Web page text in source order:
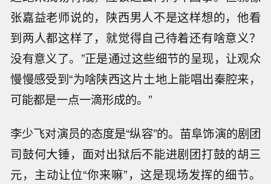
张嘉益老师说的，陕西男人不是这样想的，他看
到两人都这样了，就觉得自己待着还有啥意义？
没有意义了。”正是通过这些细节的呈现，让观众
慢慢感受到“为啥陕西这片土地上能唱出秦腔来，
可能都是一点一滴形成的。”
李少飞对演员的态度是“纵容”的。苗阜饰演的剧团
司鼓何大锤，面对出狱后不能进剧团打鼓的胡三
元，主动让位“你来嘛”，这是现场发挥的细节。